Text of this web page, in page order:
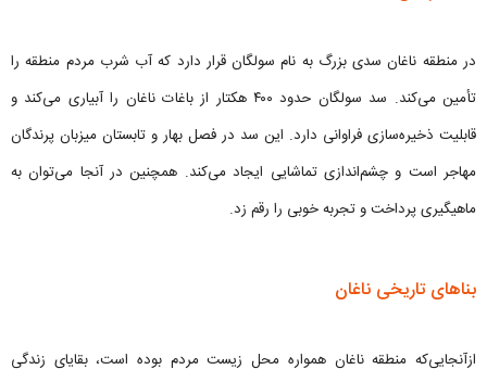
در منطقه ناغان سدی بزرگ به نام سولگان قرار دارد که آب شرب مردم منطقه را
تأمین می‌کند. سد سولگان حدود ۴۰۰ هکتار از باغات ناغان را آبیاری می‌کند و
قابلیت ذخیره‌سازی فراوانی دارد. این سد در فصل بهار و تابستان میزبان پرندگان
مهاجر است و چشم‌اندازی تماشایی ایجاد می‌کند. همچنین در آنجا می‌توان به
ماهیگیری پرداخت و تجربه خوبی را رقم زد.
بناهای تاریخی ناغان
ازآنجایی‌که منطقه ناغان همواره محل زیست مردم بوده است، بقایای زندگی